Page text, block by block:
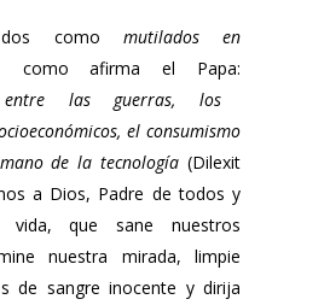
como mutilados en
como afirma el Papa:
entre las guerras, los
el consumismo
de la tecnología (Dilexit
a Dios, Padre de todos y
que sane nuestros
nuestra mirada, limpie
de sangre inocente y dirija